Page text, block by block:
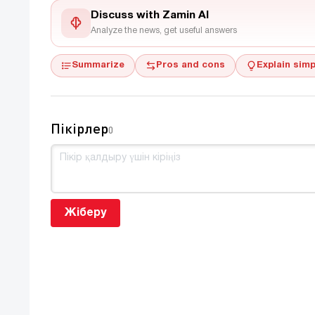
Discuss with Zamin AI
Analyze the news, get useful answers
Summarize Pros and cons Explain
Пікірлер0
Жіберу